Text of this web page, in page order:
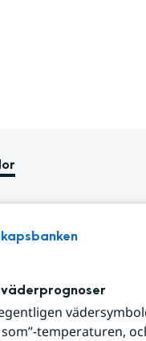
väderprognoser
temperaturen,